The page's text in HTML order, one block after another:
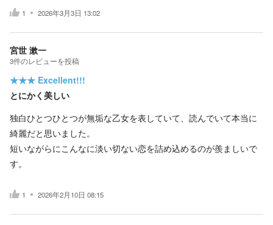
1 2026年3月3日 13:02
宮世 漱一
3件のレビューを投稿
★★★ Excellent!!!
とにかく美しい
独白ひとつひとつが無垢な乙女を表していて、読んでいて本当に
綺麗だと思いました。
短いながらにこんなに淡い切ない恋を詰め込めるのが羨ましいで
す。
1 2026年2月10日 08:15